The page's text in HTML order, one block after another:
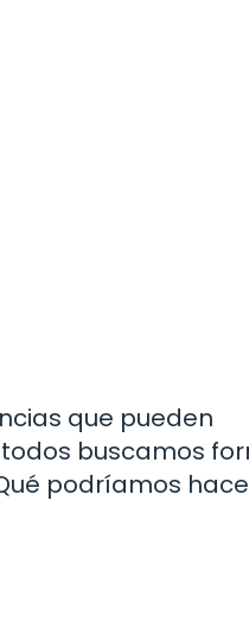
que pueden
buscamos
podríamos